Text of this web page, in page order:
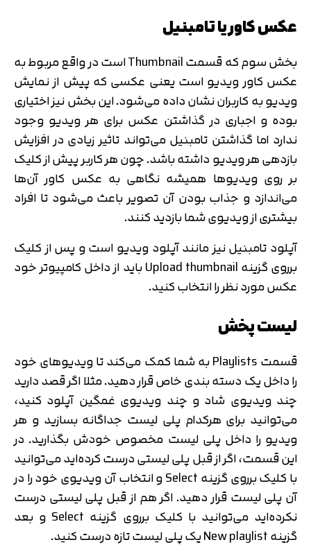
عکس کاور یا تامبنیل
بخش سوم که قسمت Thumbnail است در واقع مربوط به
عکس کاور ویدیو است یعنی عکسی که پیش از نمایش
ویدیو به کاربران نشان داده می‌شود. این بخش نیز اختیاری
بوده و اجباری در گذاشتن عکس برای هر ویدیو وجود
ندارد اما گذاشتن تامبنیل می‌تواند تاثیر زیادی در افزایش
بازدهی هر ویدیو داشته باشد. چون هر کاربر پیش از کلیک
بر روی ویدیوها همیشه نگاهی به عکس کاور آن‌ها
می‌اندازد و جذاب بودن آن تصویر باعث می‌شود تا افراد
بیشتری از ویدیوی شما بازدید کنند.
آپلود تامبنیل نیز مانند آپلود ویدیو است و پس از کلیک
برروی گزینه Upload thumbnail باید از داخل کامپیوتر خود
عکس مورد نظر را انتخاب کنید.
لیست پخش
قسمت Playlists به شما کمک می‌کند تا ویدیوهای خود
را داخل یک دسته‌ بندی خاص قرار دهید. مثلا اگر قصد دارید
چند ویدیوی شاد و چند ویدیوی غمگین آپلود کنید،‌
می‌توانید برای هرکدام پلی لیست جداگانه بسازید و هر
ویدیو را داخل پلی لیست مخصوص خودش بگذارید. در
این قسمت، اگر از قبل پلی لیستی درست کرده‌اید می‌توانید
با کلیک برروی گزینه Select و انتخاب آن ویدیوی خود را در
آن پلی لیست قرار دهید. اگر هم از قبل پلی لیستی درست
نکرده‌اید می‌توانید با کلیک برروی گزینه Select و بعد
گزینه New playlist یک پلی لیست تازه درست کنید.